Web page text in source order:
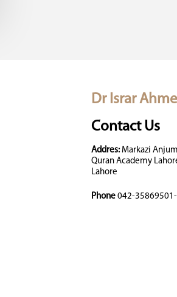
Dr Israr
Contact Us
Addres:Markazi
Quran Academy
Lahore
Phone 042-